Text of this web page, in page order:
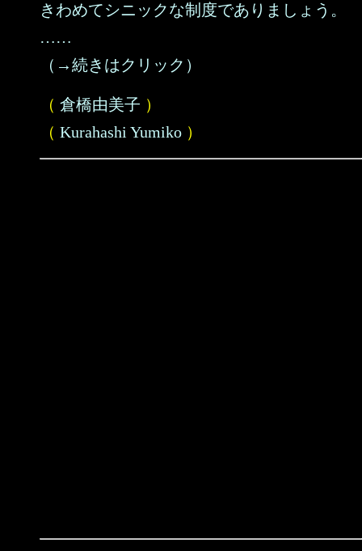
きわめてシニックな制度でありましょう。
……
（→続きはクリック）
（ 倉橋由美子 ）
（ Kurahashi Yumiko ）